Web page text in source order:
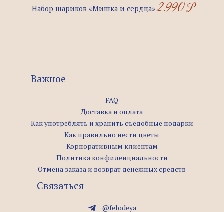
Набор шариков «Мишка и сердца» 2.990₽
Важное
FAQ
Доставка и оплата
Как употреблять и хранить съедобные подарки
Как правильно нести цветы
Корпоративным клиентам
Политика конфиденциальности
Отмена заказа и возврат денежных средств
Связаться
@felodeya